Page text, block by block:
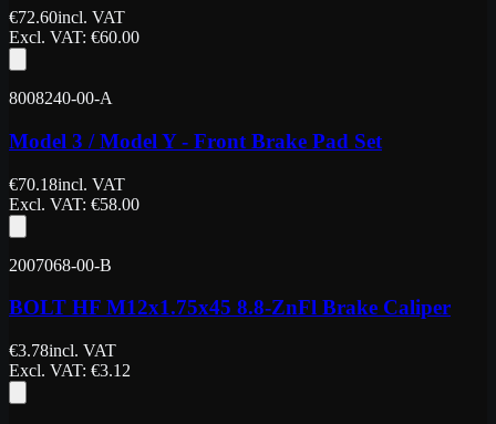
€72.60incl. VAT
Excl. VAT: €60.00
8008240-00-A
Model 3 / Model Y - Front Brake Pad Set
€70.18incl. VAT
Excl. VAT: €58.00
2007068-00-B
BOLT HF M12x1.75x45 8.8-ZnFl Brake Caliper
€3.78incl. VAT
Excl. VAT: €3.12